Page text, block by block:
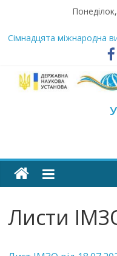
content
Сімнадцята міжнародна
Стартує Всеукраїнський
«РодовідУчитель – 2026»
У червні стартує
навчального року
МОН пропонує до
“Про затвердження
Розпочато прийом
академічних стипендій
2026/2027 н. р.
Інститут
змісту
освіти
Листи